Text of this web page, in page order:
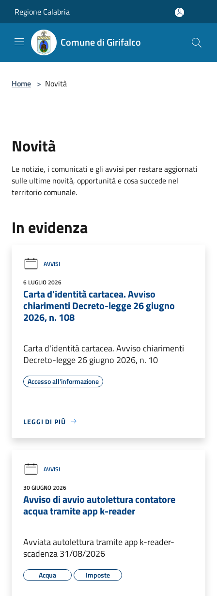
Regione Calabria
Comune di Girifalco
Home > Novità
Novità
Le notizie, i comunicati e gli avvisi per restare aggiornati
sulle ultime novità, opportunità e cosa succede nel
territorio comunale.
In evidenza
AVVISI
6 LUGLIO 2026
Carta d'identità cartacea. Avviso
chiarimenti Decreto-legge 26 giugno
2026, n. 108
Carta d'identità cartacea. Avviso chiarimenti
Decreto-legge 26 giugno 2026, n. 10
Accesso all'informazione
LEGGI DI PIÙ
AVVISI
30 GIUGNO 2026
Avviso di avvio autolettura contatore
acqua tramite app k-reader
Avviata autolettura tramite app k-reader-
scadenza 31/08/2026
Acqua Imposte